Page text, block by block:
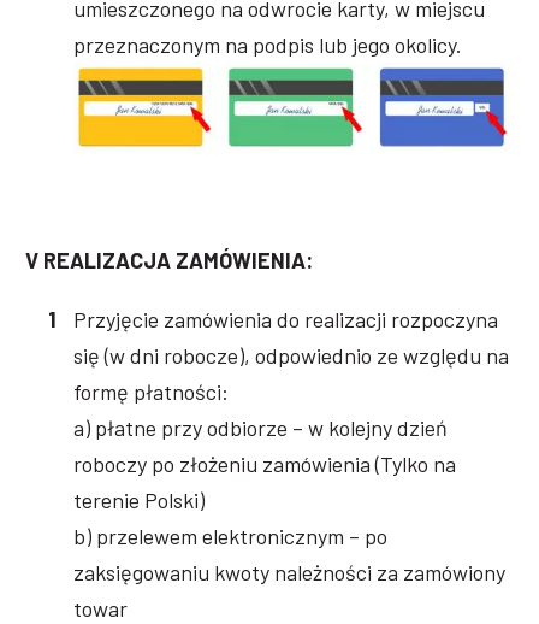
umieszczonego na odwrocie karty, w miejscu
przeznaczonym na podpis lub jego okolicy.
V REALIZACJA ZAMÓWIENIA:
Przyjęcie zamówienia do realizacji rozpoczyna
się (w dni robocze), odpowiednio ze względu na
formę płatności:
a) płatne przy odbiorze – w kolejny dzień
roboczy po złożeniu zamówienia (Tylko na
terenie Polski)
b) przelewem elektronicznym – po
zaksięgowaniu kwoty należności za zamówiony
towar